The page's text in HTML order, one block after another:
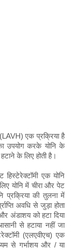
एक प्रक्रिया है
उपयोग करके योनि के
के लिए होती है।
एक योनि
योनि में चीरा और पेट
प्रक्रिया की तुलना में
अवधि से जुड़ा होता
अंडाशय को हटा दिया
से हटाया नहीं जा
(एलएवीएच) एक
से गर्भाशय और / या